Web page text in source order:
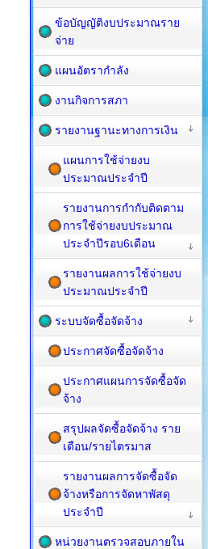
ข้อบัญญัติงบประมาณราย
จ่าย
แผนอัตรากำลัง
งานกิจการสภา
รายงานฐานะทางการเงิน
แผนการใช้จ่ายงบ
ประมาณประจำปี
รายงานการกำกับติดตาม
การใช้จ่ายงบประมาณ
ประจำปีรอบ6เดือน
รายงานผลการใช้จ่ายงบ
ประมาณประจำปี
ระบบจัดซื้อจัดจ้าง
ประกาศจัดซื้อจัดจ้าง
ประกาศแผนการจัดซื้อจัด
จ้าง
สรุปผลจัดซื้อจัดจ้าง ราย
เดือน/รายไตรมาส
รายงานผลการจัดซื้อจัด
จ้างหรือการจัดหาพัสดุ
ประจำปี
หน่วยงานตรวจสอบภายใน